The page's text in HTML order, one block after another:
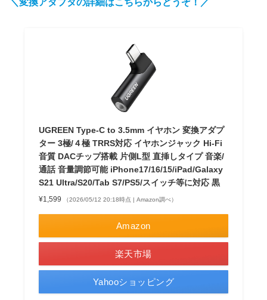
＼変換アダプタの詳細はこちらからどうぞ！／
UGREEN Type-C to 3.5mm イヤホン 変換アダプ
ター 3極/４極 TRRS対応 イヤホンジャック Hi-Fi
音質 DACチップ搭載 片側L型 直挿しタイプ 音楽/
通話 音量調節可能 iPhone17/16/15/iPad/Galaxy
S21 Ultra/S20/Tab S7/PS5/スイッチ等に対応 黒
¥1,599 （2026/05/12 20:18時点 | Amazon調べ）
Amazon
楽天市場
Yahooショッピング